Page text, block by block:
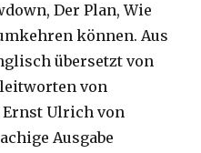
Der Plan, Wie
können. Aus
übersetzt von
von
Ulrich von
Ausgabe